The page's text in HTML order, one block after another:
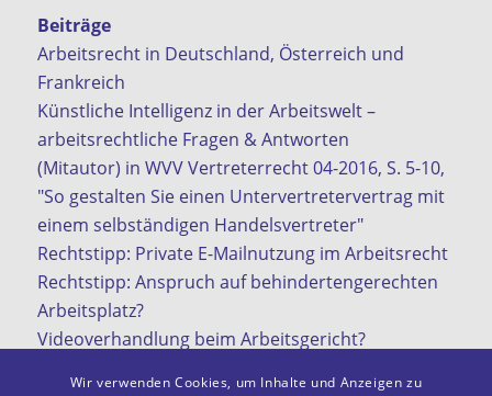
Beiträge
Arbeitsrecht in Deutschland, Österreich und
Frankreich
Künstliche Intelligenz in der Arbeitswelt –
arbeitsrechtliche Fragen & Antworten
(Mitautor) in WVV Vertreterrecht 04-2016, S. 5-10,
"So gestalten Sie einen Untervertretervertrag mit
einem selbständigen Handelsvertreter"
Rechtstipp: Private E-Mailnutzung im Arbeitsrecht
Rechtstipp: Anspruch auf behindertengerechten
Arbeitsplatz?
Videoverhandlung beim Arbeitsgericht?
Wir verwenden Cookies, um Inhalte und Anzeigen zu